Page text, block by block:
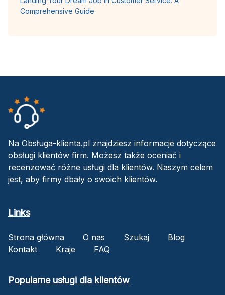
Comprehensive Guide
Na Obsługa-klienta.pl znajdziesz informacje dotyczące
obsługi klientów firm. Możesz także oceniać i
recenzować różne usługi dla klientów. Naszym celem
jest, aby firmy dbały o swoich klientów.
Links
Strona główna O nas Szukaj
Blog
Kontakt
Kraje FAQ
Popularne usługi dla klientów